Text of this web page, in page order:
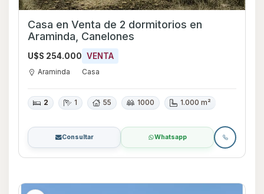
Casa en Venta de 2 dormitorios en
Araminda, Canelones
U$S 254.000 VENTA
Araminda Casa
2 1 55 1000 1.000 m²
Consultar Whatsapp